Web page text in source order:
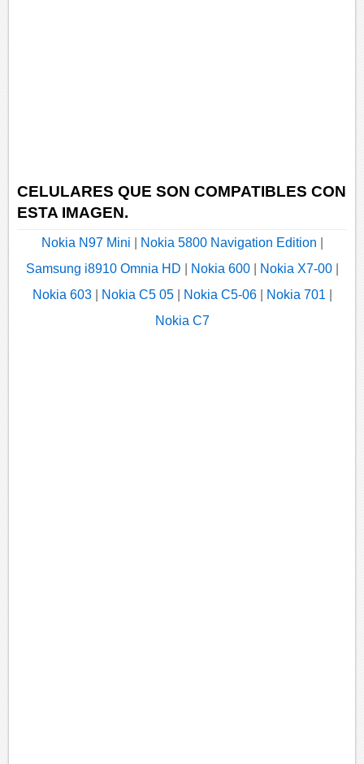
CELULARES QUE SON COMPATIBLES CON
ESTA IMAGEN.
Nokia N97 Mini Nokia 5800 Navigation Edition
Samsung i8910 Omnia HD
Nokia 600| Nokia X7-00|
Nokia 603| Nokia C5 05| Nokia C5-06| Nokia 701
Nokia C7